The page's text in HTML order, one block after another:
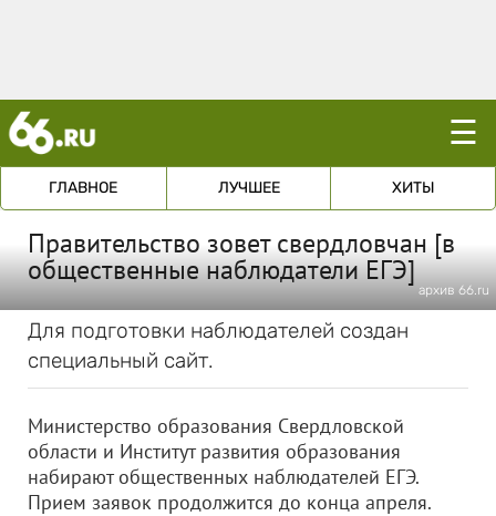
☰
ГЛАВНОЕ ЛУЧШЕЕ ХИТЫ
Правительство зовет свердловчан [в
общественные наблюдатели ЕГЭ]
архив 66.ru
Для подготовки наблюдателей создан
специальный сайт.
Министерство образования Свердловской
области и Институт развития образования
набирают общественных наблюдателей ЕГЭ.
Прием заявок продолжится до конца апреля.